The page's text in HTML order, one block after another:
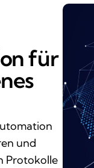
für
und
Protokolle